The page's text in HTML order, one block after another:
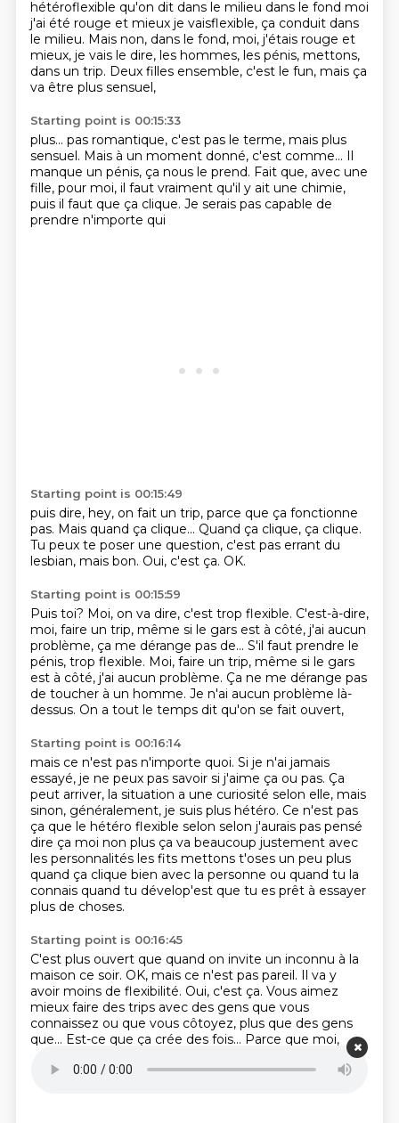
hétéroflexible qu'on dit dans le milieu dans le fond moi
j'ai été rouge et mieux je vaisflexible, ça conduit dans
le milieu. Mais non, dans le fond, moi, j'étais rouge et
mieux, je vais le dire, les hommes, les pénis, mettons,
dans un trip. Deux filles ensemble, c'est le fun, mais ça
va être plus sensuel,
Starting point is 00:15:33
plus... pas romantique, c'est pas le terme, mais plus
sensuel. Mais à un moment donné, c'est comme... Il
manque un pénis, ça nous le prend. Fait que, avec une
fille, pour moi, il faut vraiment qu'il y ait une chimie,
puis il faut que ça clique. Je serais pas capable de
prendre n'importe qui
Starting point is 00:15:49
puis dire, hey, on fait un trip, parce que ça fonctionne
pas. Mais quand ça clique... Quand ça clique, ça clique.
Tu peux te poser une question, c'est pas errant du
lesbian, mais bon. Oui, c'est ça. OK.
Starting point is 00:15:59
Puis toi? Moi, on va dire, c'est trop flexible. C'est-à-dire,
moi, faire un trip, même si le gars est à côté, j'ai aucun
problème, ça me dérange pas de... S'il faut prendre le
pénis, trop flexible. Moi, faire un trip, même si le gars
est à côté, j'ai aucun problème. Ça ne me dérange pas
de toucher à un homme. Je n'ai aucun problème là-
dessus. On a tout le temps dit qu'on se fait ouvert,
Starting point is 00:16:14
mais ce n'est pas n'importe quoi. Si je n'ai jamais
essayé, je ne peux pas savoir si j'aime ça ou pas. Ça
peut arriver, la situation a une curiosité selon elle, mais
sinon, généralement, je suis plus hétéro. Ce n'est pas
ça que le hétéro flexible selon selon j'aurais pas pensé
dire ça moi non plus ça va beaucoup justement avec
les personnalités les fits mettons t'oses un peu plus
quand ça clique bien avec la personne ou quand tu la
connais quand tu dévelop'est que tu es prêt à essayer
plus de choses.
Starting point is 00:16:45
C'est plus ouvert que quand on invite un inconnu à la
maison ce soir. OK, mais ce n'est pas pareil. Il va y
avoir moins de flexibilité. Oui, c'est ça. Vous aimez
mieux faire des trips avec des gens que vous
connaissez ou que vous côtoyez, plus que des gens
que… Est-ce que ça crée des fois… Parce que moi,